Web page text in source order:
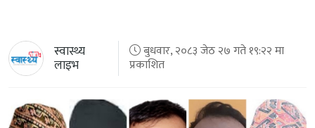
स्वास्थ्य
लाइभ
बुधवार, २०८३ जेठ २७ गते १९:२२ मा
प्रकाशित